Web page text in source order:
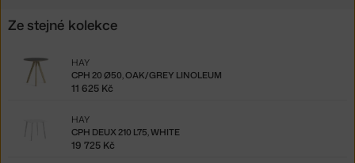
Ze stejné kolekce
CPH 20 Ø50, OAK/GREY LINOLEUM
HAY
11 625 Kč
CPH DEUX 210 L75, WHITE
HAY
19 725 Kč